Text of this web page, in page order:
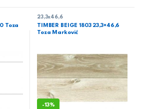
Toza
23,3x46,6
TIMBER BEIGE 1803 23,3×46,6
Toza Marković
-13%